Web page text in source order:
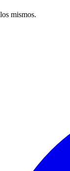
mismos.